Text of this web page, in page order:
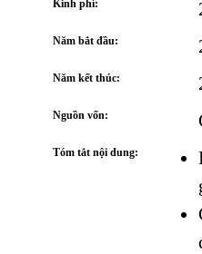
Kinh phí:
Năm bắt đầu:
Năm kết thúc:
Nguồn vốn:
Tóm tắt nội dung: